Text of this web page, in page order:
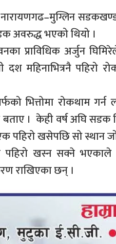
नारायणगढ–मुग्लिन
अवरुद्ध भएको थियो ।
प्राविधिक अर्जुन
महिनाभित्रनै पहिरो
भित्तोमा रोकथाम
बताए । केही वर्ष अघि
पहिरो खसेपछि सो स्थान
खस्न सक्ने भएकाले
राखिएका छन् ।